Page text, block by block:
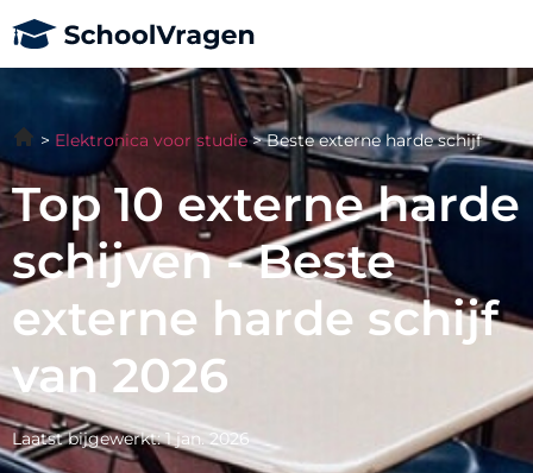
Elektronica voor studie Beste externe harde schijf
Top 10 externe harde
schijven - Beste
externe harde schijf
van 2026
Laatst bijgewerkt: 1 jan. 2026